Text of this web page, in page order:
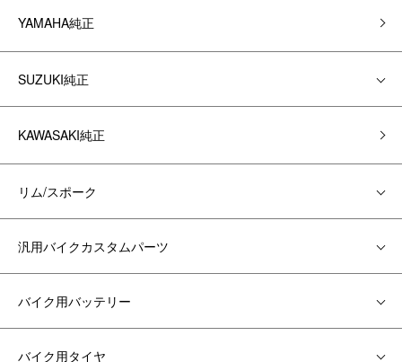
YAMAHA純正
SUZUKI純正
KAWASAKI純正
リム/スポーク
汎用バイクカスタムパーツ
バイク用バッテリー
バイク用タイヤ